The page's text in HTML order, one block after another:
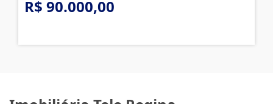
R$ 90.000,00